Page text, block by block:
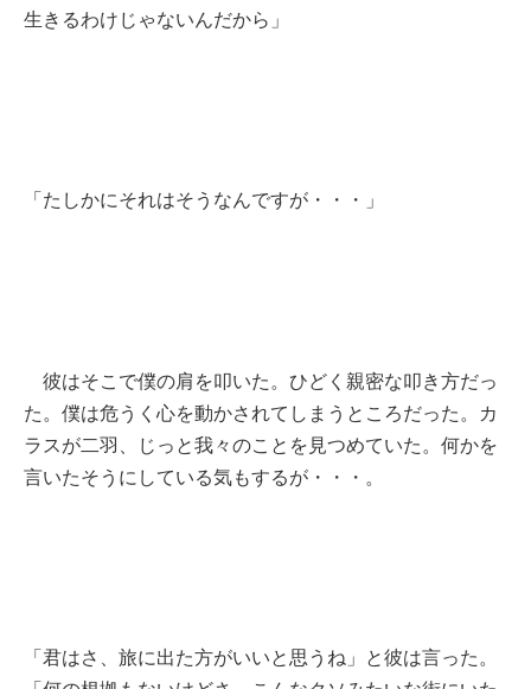
生きるわけじゃないんだから」
「たしかにそれはそうなんですが・・・」
彼はそこで僕の肩を叩いた。ひどく親密な叩き方だっ
た。僕は危うく心を動かされてしまうところだった。カ
ラスが二羽、じっと我々のことを見つめていた。何かを
言いたそうにしている気もするが・・・。
「君はさ、旅に出た方がいいと思うね」と彼は言った。